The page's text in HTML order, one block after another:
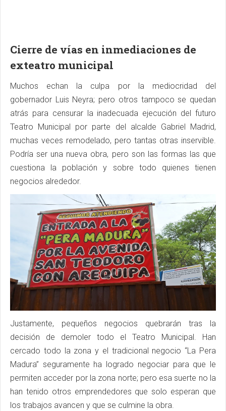
Cierre de vías en inmediaciones de
exteatro municipal
Muchos echan la culpa por la mediocridad del
gobernador Luis Neyra; pero otros tampoco se quedan
atrás para censurar la inadecuada ejecución del futuro
Teatro Municipal por parte del alcalde Gabriel Madrid,
muchas veces remodelado, pero tantas otras inservible.
Podría ser una nueva obra, pero son las formas las que
cuestiona la población y sobre todo quienes tienen
negocios alrededor.
Justamente, pequeños negocios quebrarán tras la
decisión de demoler todo el Teatro Municipal. Han
cercado todo la zona y el tradicional negocio “La Pera
Madura” seguramente ha logrado negociar para que le
permiten acceder por la zona norte; pero esa suerte no la
han tenido otros emprendedores que solo esperan que
los trabajos avancen y que se culmine la obra.